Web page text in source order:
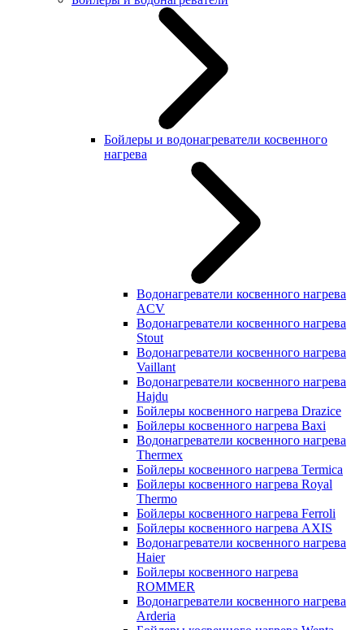
Бойлеры и водонагреватели косвенного
нагрева
Водонагреватели косвенного нагрева
ACV
Водонагреватели косвенного нагрева
Stout
Водонагреватели косвенного нагрева
Vaillant
Водонагреватели косвенного нагрева
Hajdu
Бойлеры косвенного нагрева Drazice
Бойлеры косвенного нагрева Baxi
Водонагреватели косвенного нагрева
Thermex
Бойлеры косвенного нагрева Termica
Бойлеры косвенного нагрева Royal
Thermo
Бойлеры косвенного нагрева Ferroli
Бойлеры косвенного нагрева AXIS
Водонагреватели косвенного нагрева
Haier
Бойлеры косвенного нагрева
ROMMER
Водонагреватели косвенного нагрева
Arderia